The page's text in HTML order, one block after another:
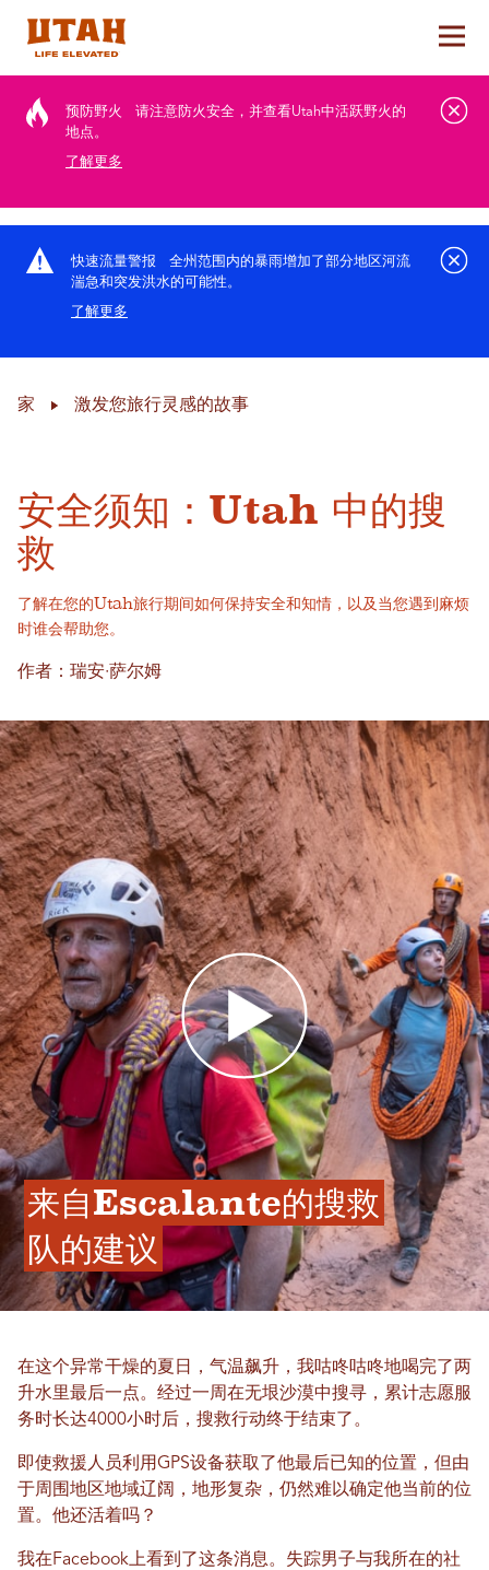
切换
预防野火
请注意防火安全，并查看Utah中活跃野火的
地点。
了解更多
快速流量警报
全州范围内的暴雨增加了部分地区河流
湍急和突发洪水的可能性。
了解更多
家 激发您旅行灵感的故事
安全须知：Utah 中的搜
救
了解在您的Utah旅行期间如何保持安全和知情，以及当您遇到麻烦
时谁会帮助您。
作者：瑞安·萨尔姆
来自Escalante的搜救
队的建议
在这个异常干燥的夏日，气温飙升，我咕咚咕咚地喝完了两
升水里最后一点。经过一周在无垠沙漠中搜寻，累计志愿服
务时长达4000小时后，搜救行动终于结束了。
即使救援人员利用GPS设备获取了他最后已知的位置，但由
于周围地区地域辽阔，地形复杂，仍然难以确定他当前的位
置。他还活着吗？
我在Facebook上看到了这条消息。失踪男子与我所在的社